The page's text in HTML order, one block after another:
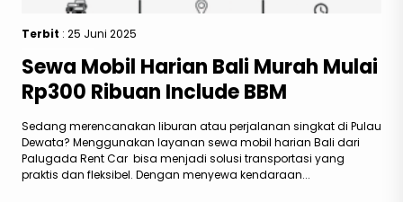
Terbit : 25 Juni 2025
Sewa Mobil Harian Bali Murah Mulai
Rp300 Ribuan Include BBM
Sedang merencanakan liburan atau perjalanan singkat di Pulau
Dewata? Menggunakan layanan sewa mobil harian Bali dari
Palugada Rent Car bisa menjadi solusi transportasi yang
praktis dan fleksibel. Dengan menyewa kendaraan...